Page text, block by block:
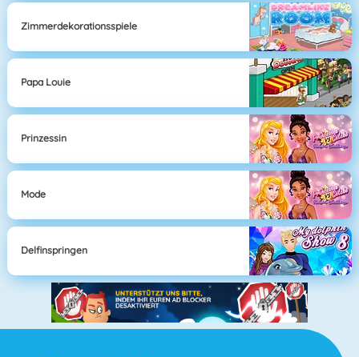
Zimmerdekorationsspiele
Papa Louie
Prinzessin
Mode
Delfinspringen